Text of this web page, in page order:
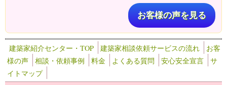
お客様の声を見る
建築家紹介センター・TOP 建築家相談依頼サービスの流れ
お客
様の声
相談・依頼事例 料金 よくある質問 安心安全宣言
サ
イトマップ